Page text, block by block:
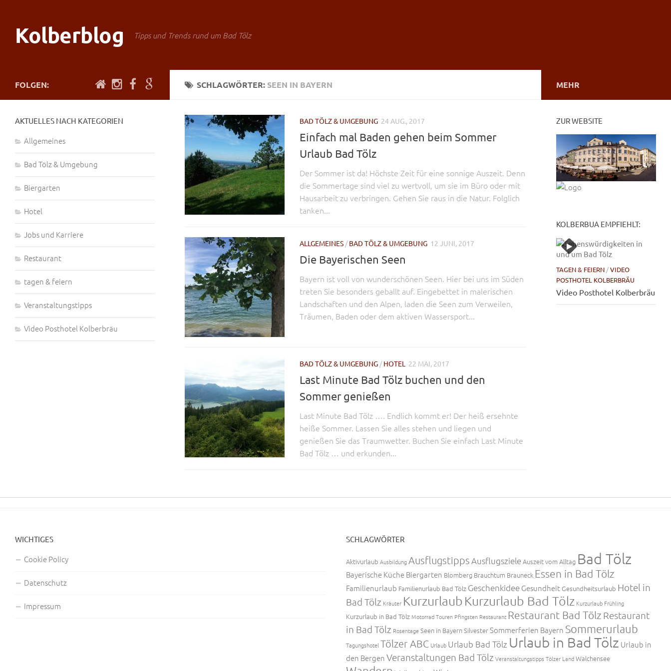
Kolberblog Tipps und Trends rund um Bad Tölz
SCHLAGWÖRTER: SEEN IN BAYERN
BAD TÖLZ & UMGEBUNG 24 AUG., 2017
Einfach mal Baden gehen beim Sommer
Urlaub Bad Tölz
Der Sommer ist da! Höchste Zeit für eine sonnige Auszeit. Denn
die Sommertage sind viel zu wertvoll, um sie im Büro oder mit
Hausarbeit zu verbringen. Gehen Sie raus in die Natur. Folglich
tanken...
ALLGEMEINES /BAD TÖLZ & UMGEBUNG 12 JUNI, 2017
Die Bayerischen Seen
Bayern ist voll von wunderschönen Seen. Hier bei uns im Süden
treten Sie besonders geballt auf. Eingebettet in malerischen
Landschaften und den Alpen, laden die Seen zum Verweilen,
Träumen, Baden oder dem aktiven Wassersport...
BAD TÖLZ & UMGEBUNG /HOTEL 22 MAI, 2017
Last Minute Bad Tölz buchen und den
Sommer genießen
Last Minute Bad Tölz …. Endlich kommt er! Der heiß ersehnte
heiße Sommer. Lassen Sie alles stehen und liegen und
genießen Sie das Traumwetter. Buchen Sie einfach Last Minute
Bad Tölz … und erkunden...
FOLGEN:
AKTUELLES NACH KATEGORIEN
Allgemeines
Bad Tölz & Umgebung
Biergarten
Hotel
Jobs und Karriere
Restaurant
tagen & feiern
Veranstaltungstipps
Video Posthotel Kolberbräu
MEHR
ZUR WEBSITE
KOLBERBUA EMPFIEHLT:
TAGEN & FEIERN /VIDEO
POSTHOTEL KOLBERBRÄU
Video Posthotel Kolberbräu
WICHTIGES
Cookie Policy
Datenschutz
Impressum
SCHLAGWÖRTER
Aktivurlaub Ausbildung AusflugstippsAusflugszieleAuszeit vom Alltag Bad Tölz
Bayerische Küche Biergarten Blomberg Brauchtum Brauneck Essen in Bad Tölz
Familienurlaub Familienurlaub Bad Tölz Geschenkidee Gesundheit Gesundheitsurlaub Hotel in
Bad Tölz Kräuter Kurzurlaub Kurzurlaub Bad Tölz Kurzurlaub Frühling
Kurzurlaub in Bad Tölz Motorrad Touren Pfingsten Restaurant Restaurant Bad Tölz Restaurant
in Bad Tölz Rosentage Seen in BayernSilvesterSommerferien Bayern Sommerurlaub
Tagungshotel Tölzer ABC Urlaub Urlaub Bad Tölz Urlaub in Bad Tölz Urlaub in
den BergenVeranstaltungen Bad Tölz Veranstaltungstipps Tölzer Land Walchensee